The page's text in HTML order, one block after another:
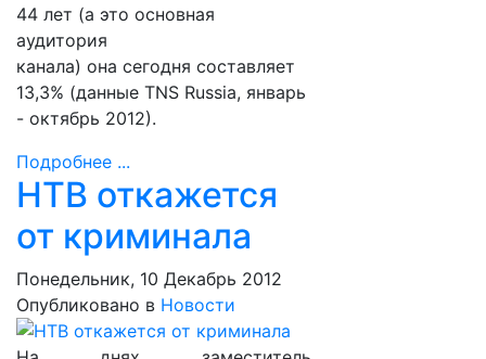
44 лет (а это основная
аудитория
канала) она сегодня составляет
13,3% (данные TNS Russia, январь
- октябрь 2012).
Подробнее ...
НТВ откажется
от криминала
Понедельник, 10 Декабрь 2012
Опубликовано в Новости